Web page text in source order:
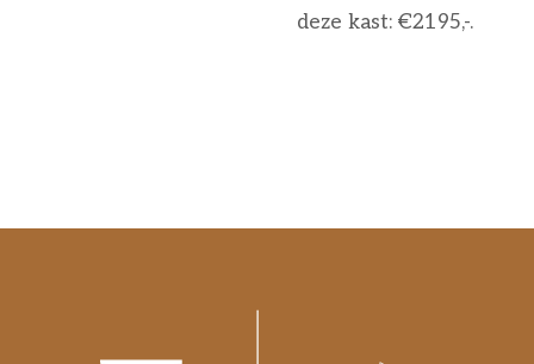
deze kast: €2195,-.